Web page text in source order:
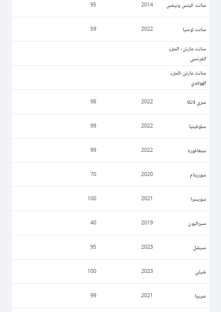
سانت كيتس ونيفس 2014
95
سانت لوسيا 2022
59
سانت مارتن- الجزء
الفرنسي
سانت مارتن-الجزء
الهولندي
سري لانكا 2022
98
سلوفينيا 2022
99
سنغافورة 2022
99
سورينام 2020
70
سويسرا 2021
100
سيراليون 2019
40
سيشل 2023
95
شيلي 2023
100
صربيا 2021
99